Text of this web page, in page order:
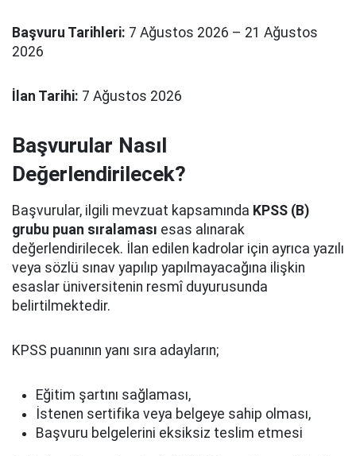
Başvuru Tarihleri: 7 Ağustos 2026 – 21 Ağustos
2026
İlan Tarihi: 7 Ağustos 2026
Başvurular Nasıl
Değerlendirilecek?
Başvurular, ilgili mevzuat kapsamında KPSS (B)
grubu puan sıralaması esas alınarak
değerlendirilecek. İlan edilen kadrolar için ayrıca yazılı
veya sözlü sınav yapılıp yapılmayacağına ilişkin
esaslar üniversitenin resmî duyurusunda
belirtilmektedir.
KPSS puanının yanı sıra adayların;
Eğitim şartını sağlaması,
İstenen sertifika veya belgeye sahip olması,
Başvuru belgelerini eksiksiz teslim etmesi